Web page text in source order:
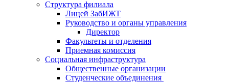
Структура филиала
Лицей ЗабИЖТ
Руководство и органы управления
Директор
Факультеты и отделения
Приемная комиссия
Социальная инфраструктура
Общественные организации
Студенческие объединения